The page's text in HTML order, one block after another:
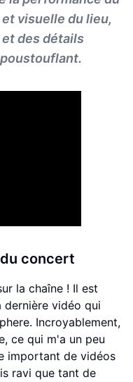
visuelle du lieu,
des détails
concert
la chaîne ! Il est
dernière vidéo qui
Incroyablement,
ce qui m'a un peu
important de vidéos
ravi que tant de